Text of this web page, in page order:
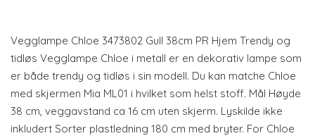
Vegglampe Chloe 3473802 Gull 38cm PR Hjem Trendy og
tidløs Vegglampe Chloe i metall er en dekorativ lampe som
er både trendy og tidløs i sin modell. Du kan matche Chloe
med skjermen Mia ML01 i hvilket som helst stoff. Mål Høyde
38 cm, veggavstand ca 16 cm uten skjerm. Lyskilde ikke
inkludert Sorter plastledning 180 cm med bryter. For Chloe